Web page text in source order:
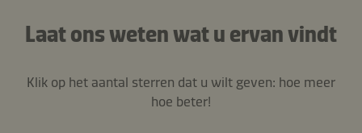
Laat ons weten wat u ervan vindt
Klik op het aantal sterren dat u wilt geven: hoe meer
hoe beter!